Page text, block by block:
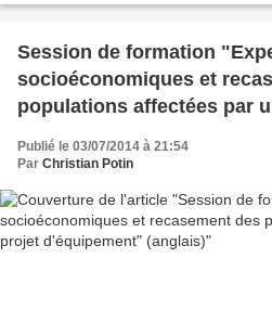
Session de formation
socioéconomiques et
populations affectées par
d'équipement" (anglais)
Publié le 03/07/2014 à 21:54
Par Christian Potin